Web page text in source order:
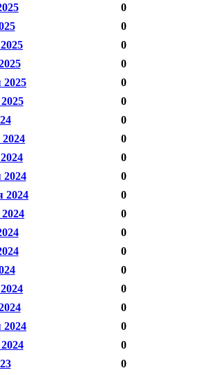
0
0
0
0
0
0
0
0
0
0
2024
0
0
0
0
0
0
0
0
0
0